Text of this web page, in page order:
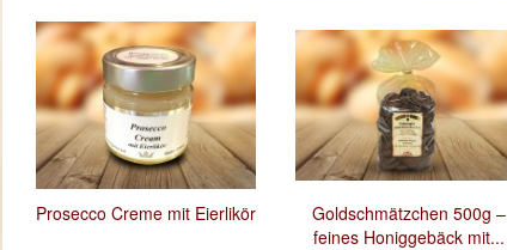
Prosecco Creme mit Eierlikör
Goldschmätzchen 500g –
feines Honiggebäck mit...